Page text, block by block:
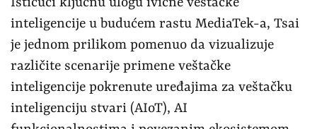
Ističući ključnu ulogu ivične veštačke
inteligencije u budućem rastu MediaTek-a, Tsai
je jednom prilikom pomenuo da vizualizuje
različite scenarije primene veštačke
inteligencije pokrenute uređajima za veštačku
inteligenciju stvari (AIoT), AI